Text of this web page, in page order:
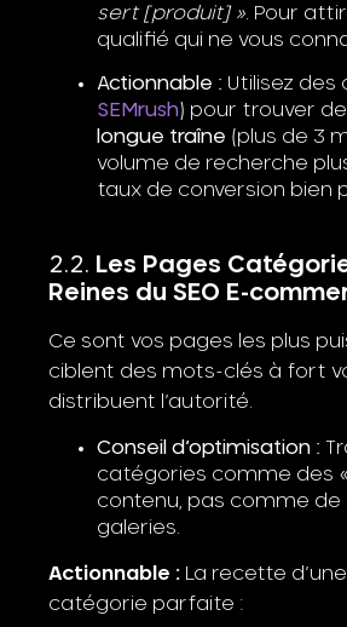
sert [produit] » . Pour
qualifié qui ne vous
Actionnable : Utilisez des
SEMrush) pour trouver
longue traîne (plus de 3
volume de recherche
taux de conversion bien
Les Pages
Reines du SEO E-
Ce sont vos pages les plus
ciblent des mots-clés à fort
distribuent l’autorité.
Conseil d’optimisation :
catégories comme des
contenu, pas comme de
galeries.
Actionnable : La recette
catégorie parfaite :